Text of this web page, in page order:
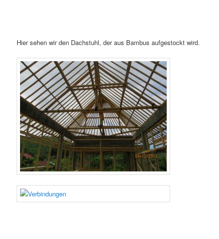
Hier sehen wir den Dachstuhl, der aus Bambus aufgestockt wird.